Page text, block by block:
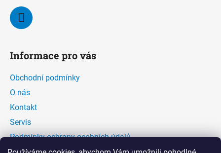
Informace pro vás
Obchodní podmínky
O nás
Kontakt
Servis
Podmínky ochrany osobních údajů